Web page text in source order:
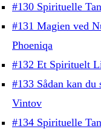
#130 Spirituelle
#131 Magien ved
Phoeniqa
#132 Et Spirituelt
#133 Sådan kan
Vintov
#134 Spirituelle